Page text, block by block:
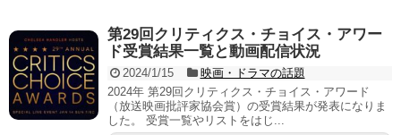
第29回クリティクス・チョイス・アワー
ド受賞結果一覧と動画配信状況
2024/1/15
映画・ドラマの話題
2024年 第29回クリティクス・チョイス・アワード
（放送映画批評家協会賞）の受賞結果が発表になりま
した。 受賞一覧やリストをはじ...